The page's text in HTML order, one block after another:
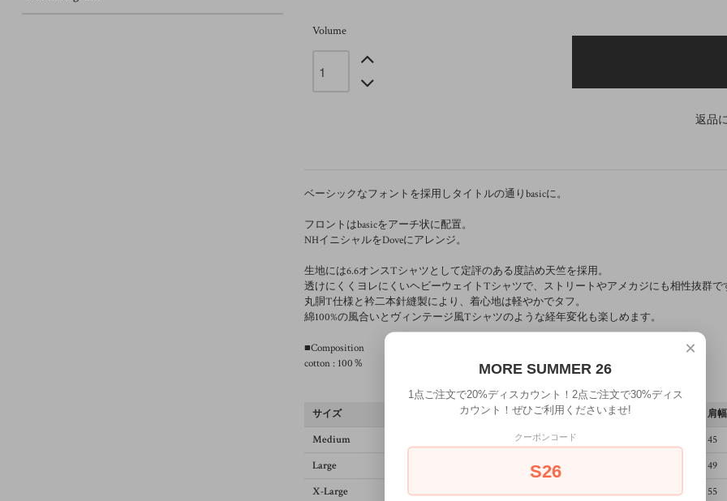
Volume
返品
ベーシックなフォントを採用しタイトルの通りbasicに。
フロントはbasicをアーチ状に配置。
NHイニシャルをDoveにアレンジ。
生地には6.6オンスTシャツとして定評のある度詰め天竺を採用。
透けにくくヨレにくいヘビーウェイトTシャツで、ストリートやアメカジにも相性抜群で
丸胴T仕様と衿二本針縫製により、着心地は軽やかでタフ。
綿100%の風合いとヴィンテージ風Tシャツのような経年変化も楽しめます。
■Composition
cotton : 100％
サイズ 着丈 身幅 肩幅
Medium 45
Large
49
X-Large
78 60 55
×
MORE SUMMER 26
1点ご注文で20%ディスカウント！2点ご注文で30%ディス
カウント！ぜひご利用くださいませ!
クーポンコード
S26